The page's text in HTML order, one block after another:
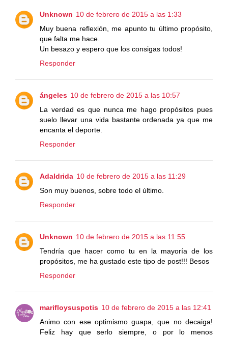
Unknown 10 de febrero de 2015 a las 1:33
Muy buena reflexión, me apunto tu último propósito,
que falta me hace.
Un besazo y espero que los consigas todos!
Responder
ángeles 10 de febrero de 2015 a las 10:57
La verdad es que nunca me hago propósitos pues
suelo llevar una vida bastante ordenada ya que me
encanta el deporte.
Responder
Adaldrida 10 de febrero de 2015 a las 11:29
Son muy buenos, sobre todo el último.
Responder
Unknown 10 de febrero de 2015 a las 11:55
Tendría que hacer como tu en la mayoría de los
propósitos, me ha gustado este tipo de post!!! Besos
Responder
marifloysuspotis 10 de febrero de 2015 a las 12:41
Animo con ese optimismo guapa, que no decaiga!
Feliz hay que serlo siempre, o por lo menos